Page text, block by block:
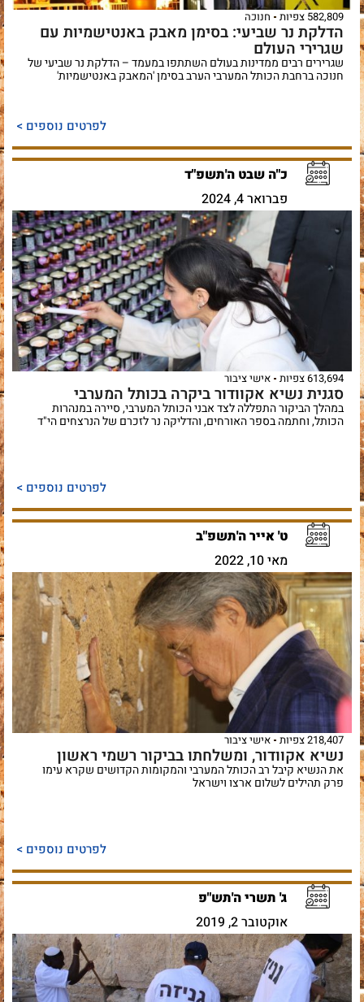
582,809 צפיות חנוכה
הדלקת נר שביעי: בסימן מאבק באנטישמיות עם
שגרירי העולם
שגרירים רבים ממדינות בעולם השתתפו במעמד – הדלקת נר שביעי של
חנוכה ברחבת הכותל המערבי הערב בסימן 'המאבק באנטישמיות'
לפרטים נוספים >
כ"ה שבט ה'תשפ"ד
פברואר 4, 2024
613,694 צפיות אישי ציבור
סגנית נשיא אקוודור ביקרה בכותל המערבי
במהלך הביקור התפללה לצד אבני הכותל המערבי, סיירה במנהרות
הכותל, וחתמה בספר האורחים, והדליקה נר לזכרם של הנרצחים הי"ד
לפרטים נוספים >
ט' אייר ה'תשפ"ב
מאי 10, 2022
218,407 צפיות אישי ציבור
נשיא אקוודור, ומשלחתו בביקור רשמי ראשון
את הנשיא קיבל רב הכותל המערבי והמקומות הקדושים שקרא עימו
פרק תהילים לשלום ארצו וישראל
לפרטים נוספים >
ג' תשרי ה'תש"פ
אוקטובר 2, 2019